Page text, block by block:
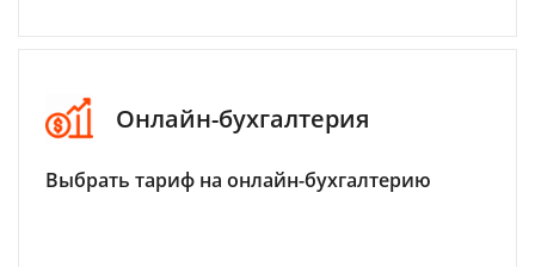
Онлайн-бухгалтерия
Выбрать тариф на онлайн-бухгалтерию